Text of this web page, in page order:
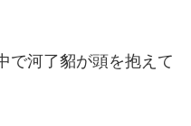
で河了貂が頭を抱えて